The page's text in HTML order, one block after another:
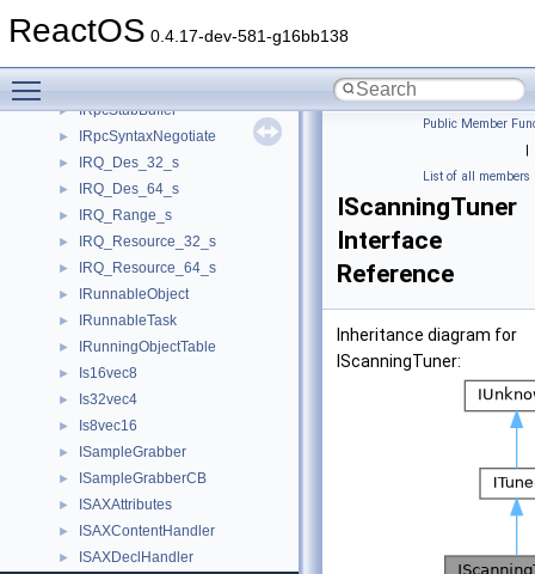
ReactOS 0.4.17-dev-581-g16bb138
► IRpcOptions
► IRpcStubBuffer
► IRpcSyntaxNegotiate
► IRQ_Des_32_s
► IRQ_Des_64_s
► IRQ_Range_s
► IRQ_Resource_32_s
► IRQ_Resource_64_s
► IRunnableObject
► IRunnableTask
► IRunningObjectTable
► Is16vec8
► Is32vec4
► Is8vec16
► ISampleGrabber
► ISampleGrabberCB
► ISAXAttributes
► ISAXContentHandler
► ISAXDeclHandler
Public Member
|
List of all members
IScanningTuner
Interface
Reference
Inheritance diagram for
IScanningTuner: